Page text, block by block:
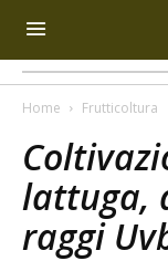
Home Frutticoltura
lattuga,
raggi